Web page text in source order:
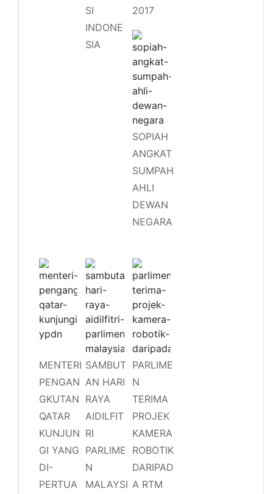
SI
INDONE
SIA
2017
SOPIAH
ANGKAT
SUMPAH
AHLI
DEWAN
NEGARA
MENTERI
PENGAN
GKUTAN
QATAR
KUNJUN
GI YANG
DI-
PERTUA
SAMBUT
AN HARI
RAYA
AIDILFIT
RI
PARLIME
N
MALAYSI
PARLIME
N
TERIMA
PROJEK
KAMERA
ROBOTIK
DARIPAD
A RTM